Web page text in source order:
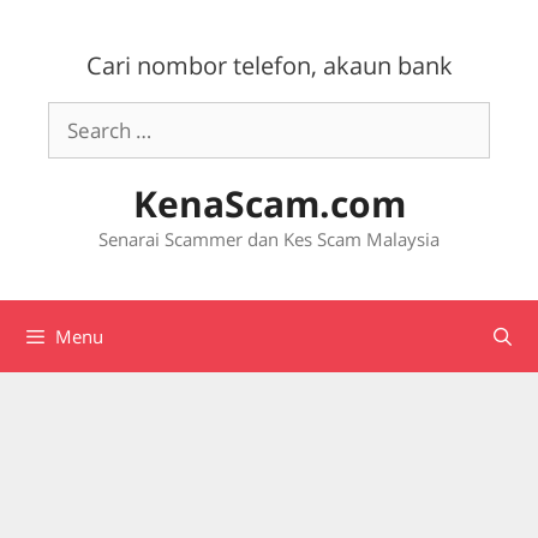
Cari nombor telefon, akaun bank
Search
for:
KenaScam.com
Senarai Scammer dan Kes Scam Malaysia
Menu